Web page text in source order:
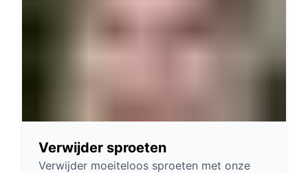
Verwijder sproeten
Verwijder moeiteloos sproeten met onze